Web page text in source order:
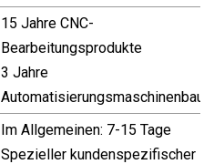
15 Jahre CNC-
Bearbeitungsprodukte
3 Jahre
Automatisierungsmaschinenbau
Im Allgemeinen: 7-15 Tage
Spezieller kundenspezifischer